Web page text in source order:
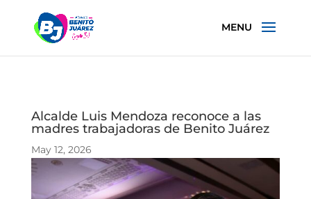
Alcalde Luis Mendoza reconoce a las
madres trabajadoras de Benito Juárez
May 12, 2026